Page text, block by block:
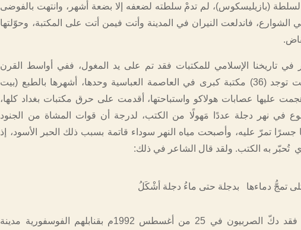
(بازيليسكوس)، لم تدمْ سلطته لضعفه إلا بضعة أشهر، وانتهت بالفوضى
الشوارع، فاندلعت النيران في المدينة وأتت فيمن أتت على المكتبة، وحوّلتها
في تاريخنا الإسلامي للمكتبات فقد تم على يد المغول، ففي أواسط القرن
الثالث عشر، كانت توجد (36) مكتبة كبرى في العاصمة العباسية وحدها، أشهرها بالطبع (بيت
عليها عصابات هولاكو واستباحتها، أقدمت على حرق مكتبات بغداد كلها،
في نهر دجلة عددًا مَهولًا من الكتب، لدرجة أن قوات المشاة من الجنود
جسرًا تمرّ عليه، وأصبحت مياه النهر سوداء قاتمة بسبب ذلك الحبر الأسود، إذ
تُحبّر به الكتب. ولقد قال الشاعر في ذلك:
تمجُّ دماءها بدجلة حتى ماءُ دجلة أشْكَلُ
أما في البوسنة، فقد دكّ الصربيون في 25 من أغسطس 1992م بقنابلهم الفوسفورية مدينة